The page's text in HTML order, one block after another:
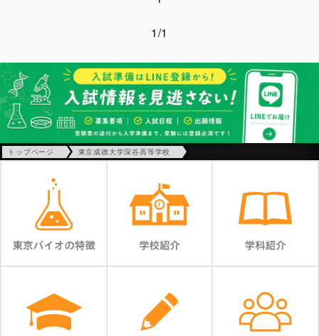
1/1
トップページ 東京成徳大学深谷高等学校